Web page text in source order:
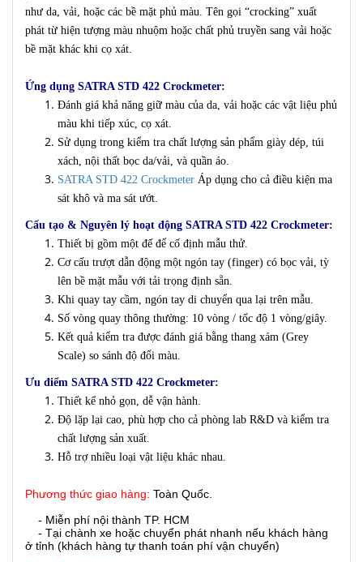
như da, vải, hoặc các bề mặt phủ màu. Tên gọi “crocking” xuất
phát từ hiện tượng màu nhuộm hoặc chất phủ truyền sang vải hoặc
bề mặt khác khi cọ xát.
Ứng dụng SATRA STD 422 Crockmeter:
Đánh giá khả năng giữ màu của da, vải hoặc các vật liệu phủ
màu khi tiếp xúc, cọ xát.
Sử dụng trong kiểm tra chất lượng sản phẩm giày dép, túi
xách, nội thất bọc da/vải, và quần áo.
SATRA STD 422 Crockmeter Áp dụng cho cả điều kiện ma
sát khô và ma sát ướt.
Cấu tạo & Nguyên lý hoạt động SATRA STD 422 Crockmeter:
Thiết bị gồm một đế để cố định mẫu thử.
Cơ cấu trượt dẫn động một ngón tay (finger) có bọc vải, tỳ
lên bề mặt mẫu với tải trọng định sẵn.
Khi quay tay cầm, ngón tay di chuyển qua lại trên mẫu.
Số vòng quay thông thường: 10 vòng / tốc độ 1 vòng/giây.
Kết quả kiểm tra được đánh giá bằng thang xám (Grey
Scale) so sánh độ đổi màu.
Ưu điểm SATRA STD 422 Crockmeter:
Thiết kế nhỏ gọn, dễ vận hành.
Độ lặp lại cao, phù hợp cho cả phòng lab R&D và kiểm tra
chất lượng sản xuất.
Hỗ trợ nhiều loại vật liệu khác nhau.
Phương thức giao hàng: Toàn Quốc.
- Miễn phí nội thành TP. HCM
- Tại chành xe hoặc chuyển phát nhanh nếu khách hàng
ở tỉnh (khách hàng tự thanh toán phí vận chuyển)